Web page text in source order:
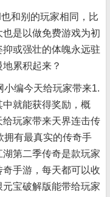
和别的玩家相同，比
是以做免费游戏为初
或强壮的体魄永远驻
累积起来？
编今天给玩家带来1.
就能获得奖励，概
玩家带来天界连击传
拥有最真实的传奇手
第二季传奇是款玩家
手游，每天都可以收
宝破解版能带给玩家